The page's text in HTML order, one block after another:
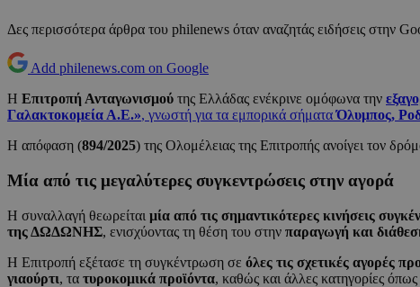
Δες περισσότερα άρθρα του philenews όταν αναζητάς ειδήσεις στην
Add philenews.com on Google
Η Επιτροπή Ανταγωνισμού της Ελλάδας ενέκρινε ομόφωνα την
Γαλακτοκομεία Α.Ε.», γνωστή για τα εμπορικά σήματαΌλυμπος,
Η απόφαση (894/2025) της Ολομέλειας της Επιτροπής ανοίγει τον
Μία από τις μεγαλύτερες συγκεντρώσεις στην αγορά
Η συναλλαγή θεωρείται μία από τις σημαντικότερες κινήσεις
της ΔΩΔΩΝΗΣ, ενισχύοντας τη θέση του στην παραγωγή και
Η Επιτροπή εξέτασε τη συγκέντρωση σε όλες τις σχετικές αγορές
γιαούρτι, τα τυροκομικά προϊόντα, καθώς και άλλες κατηγορίες όπως